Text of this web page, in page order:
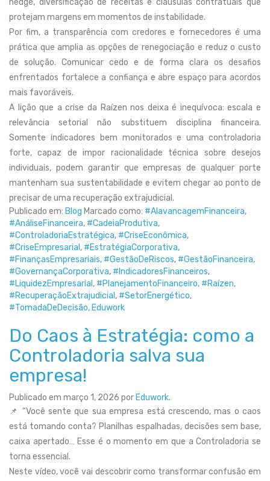
hedge, diversificação de receitas e cláusulas contratuais que
protejam margens em momentos de instabilidade.
Por fim, a transparência com credores e fornecedores é uma
prática que amplia as opções de renegociação e reduz o custo
de solução. Comunicar cedo e de forma clara os desafios
enfrentados fortalece a confiança e abre espaço para acordos
mais favoráveis.
A lição que a crise da Raízen nos deixa é inequívoca: escala e
relevância setorial não substituem disciplina financeira.
Somente indicadores bem monitorados e uma controladoria
forte, capaz de impor racionalidade técnica sobre desejos
individuais, podem garantir que empresas de qualquer porte
mantenham sua sustentabilidade e evitem chegar ao ponto de
precisar de uma recuperação extrajudicial.
Publicado em: Blog Marcado como: #AlavancagemFinanceira,
#AnáliseFinanceira, #CadeiaProdutiva,
#ControladoriaEstratégica, #CriseEconômica,
#CriseEmpresarial , #EstratégiaCorporativa,
#FinançasEmpresariais, #GestãoDeRiscos, #GestãoFinanceira,
#GovernançaCorporativa, #IndicadoresFinanceiros,
#LiquidezEmpresarial , #PlanejamentoFinanceiro, #Raízen,
#RecuperaçãoExtrajudicial , #SetorEnergético,
#TomadaDeDecisão, Eduwork
Do Caos à Estratégia: como a
Controladoria salva sua
empresa!
Publicado em março 1, 2026 por Eduwork.
📌 “Você sente que sua empresa está crescendo, mas o caos
está tomando conta? Planilhas espalhadas, decisões sem base,
caixa apertado… Esse é o momento em que a Controladoria se
torna essencial.
Neste vídeo, você vai descobrir como transformar confusão em